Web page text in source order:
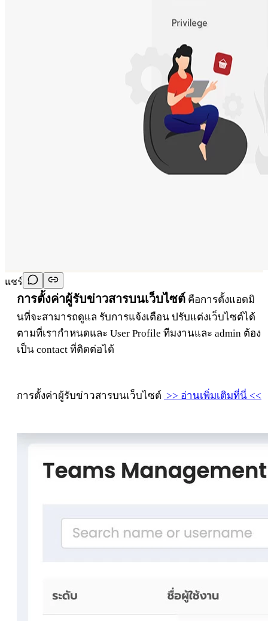
แชร์
การตั้งค่าผู้รับข่าวสารบนเว็บไซต์ คือการตั้งแอดมิ
นที่จะสามารถดูแล รับการแจ้งเตือน ปรับแต่งเว็บไซต์ได้
ตามที่เรากำหนดและ User Profile ทีมงานและ admin ต้อง
เป็น contact ที่ติดต่อได้
การตั้งค่าผู้รับข่าวสารบนเว็บไซต์ >> อ่านเพิ่มเติมที่นี่ <<